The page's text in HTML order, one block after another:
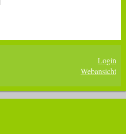
Login
Webansicht